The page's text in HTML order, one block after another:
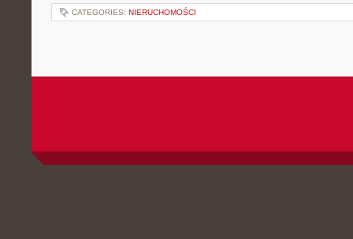
CATEGORIES: NIERUCHOMOŚCI